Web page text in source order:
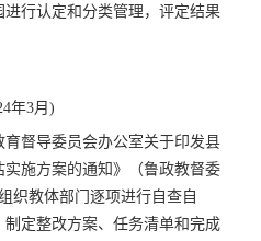
行认定和分类管理，评定结果
年3月)
督导委员会办公室关于印发县
施方案的通知》（鲁政教督委
织教体部门逐项进行自查自
定整改方案、任务清单和完成